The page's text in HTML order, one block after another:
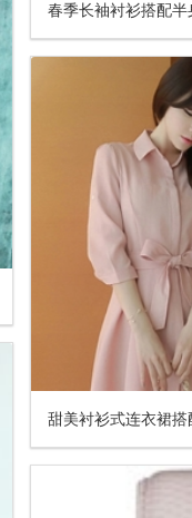
春季长袖衬衫搭配
甜美衬衫式连衣裙
失